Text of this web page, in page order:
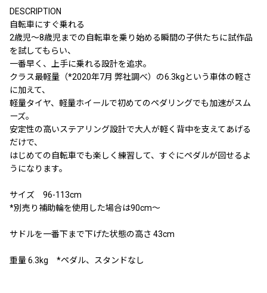
DESCRIPTION
自転車にすぐ乗れる
2歳児〜8歳児までの自転車を乗り始める瞬間の子供たちに試作品
を試してもらい、
一番早く、上手に乗れる設計を追求。
クラス最軽量（*2020年7月 弊社調べ）の6.3kgという車体の軽さ
に加えて、
軽量タイヤ、軽量ホイールで初めてのペダリングでも加速がスム
ーズ。
安定性の高いステアリング設計で大人が軽く背中を支えてあげる
だけで、
はじめての自転車でも楽しく練習して、すぐにペダルが回せるよ
うになります。
サイズ 96-113cm
*別売り補助輪を使用した場合は90cm〜
サドルを一番下まで下げた状態の高さ 43cm
重量 6.3kg *ペダル、スタンドなし